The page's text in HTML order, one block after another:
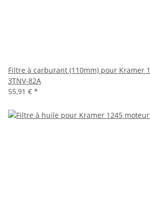
Filtre à carburant (110mm) pour Kramer
3TNV-82A
55,91 € *